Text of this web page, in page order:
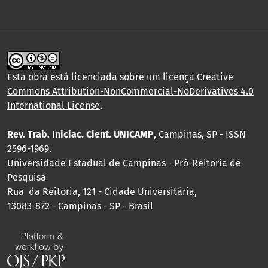
Esta obra está licenciada sobre um licença Creative
Commons Attribution-NonCommercial-NoDerivatives 4.0
International License.
Rev. Trab. Iniciac. Cient. UNICAMP, Campinas, SP - ISSN
2596-1969.
Universidade Estadual de Campinas - Pró-Reitoria de
Pesquisa
Rua da Reitoria, 121 - Cidade Universitária,
13083-872 - Campinas - SP - Brasil